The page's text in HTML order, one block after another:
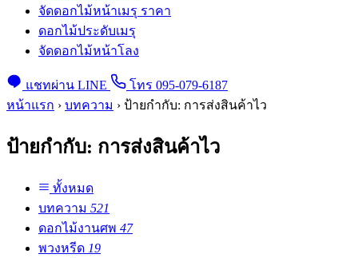
จัดดอกไม้หน้าเมรุ ราคา
ดอกไม้ประดับเมรุ
จัดดอกไม้หน้าโลง
แชทผ่าน LINE
โทร 095-079-6187
หน้าแรก › บทความ › ป้ายกำกับ: การส่งสินค้าไว
ป้ายกำกับ: การส่งสินค้าไว
ทั้งหมด
บทความ 521
ดอกไม้งานศพ 47
พวงหรีด 19